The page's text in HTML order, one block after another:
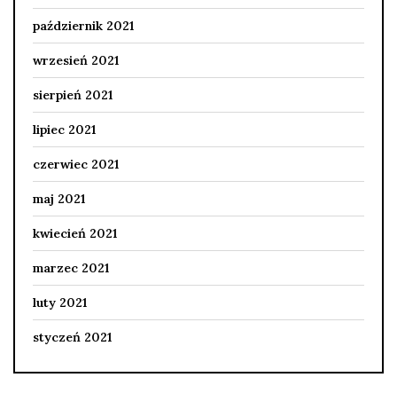
październik 2021
wrzesień 2021
sierpień 2021
lipiec 2021
czerwiec 2021
maj 2021
kwiecień 2021
marzec 2021
luty 2021
styczeń 2021